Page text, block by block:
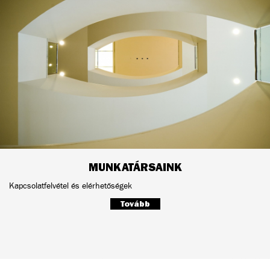
MUNKATÁRSAINK
Kapcsolatfelvétel és elérhetőségek
Tovább